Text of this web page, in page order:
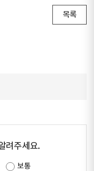
목록
려주세요.
보통